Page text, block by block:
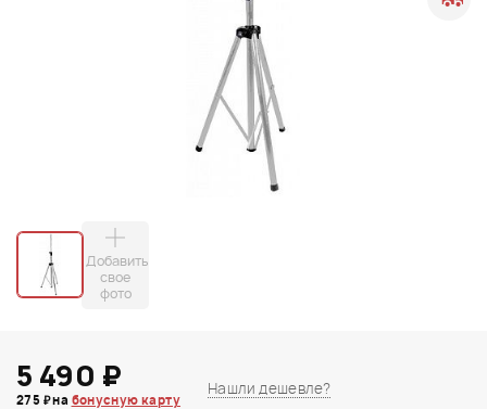
Добавить
свое
фото
5 490 ₽
275 ₽ на бонусную карту
Нашли дешевле?